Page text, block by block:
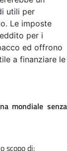
utili per
Le imposte
per i
ed offrono
a finanziare le
mondiale senza
scopo di: